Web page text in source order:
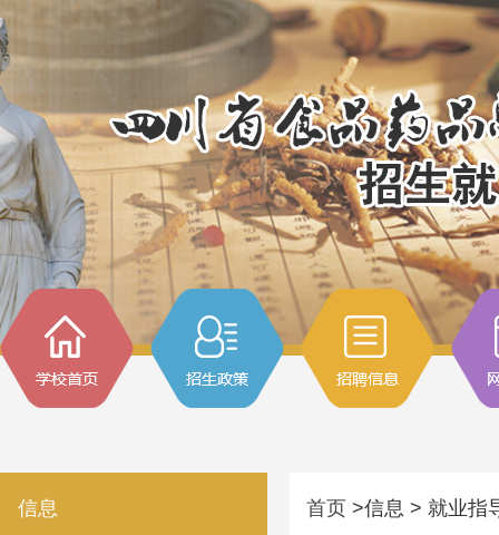
信息 首页 >信息 > 就业指